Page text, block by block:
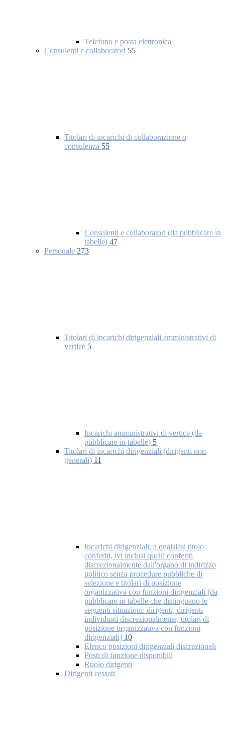
Telefono e posta elettronica
Consulenti e collaboratori 55
Titolari di incarichi di collaborazione o
consulenza 55
Consulenti e collaboratori (da pubblicare in
tabelle) 47
Personale 273
Titolari di incarichi dirigenziali amministrativi di
vertice 5
Incarichi amministrativi di vertice (da
pubblicare in tabelle) 5
Titolari di incarichi dirigenziali (dirigenti non
generali) 11
Incarichi dirigenziali, a qualsiasi titolo
conferiti, ivi inclusi quelli conferiti
discrezionalmente dall'organo di indirizzo
politico senza procedure pubbliche di
selezione e titolari di posizione
organizzativa con funzioni dirigenziali (da
pubblicare in tabelle che distinguano le
seguenti situazioni: dirigenti, dirigenti
individuati discrezionalmente, titolari di
posizione organizzativa con funzioni
dirigenziali) 10
Elenco posizioni dirigenziali discrezionali
Posti di funzione disponibili
Ruolo dirigenti
Dirigenti cessati